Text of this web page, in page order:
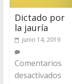
Dictado por
la jauría
junio 14, 2019
Comentarios
desactivados